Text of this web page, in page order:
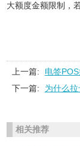
大额度金额限制，
上一篇:
电签
下一篇:
为什么
相关推荐